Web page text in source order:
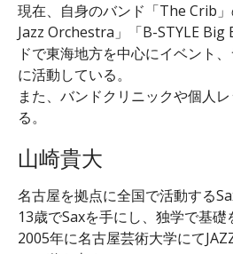
現在、自身のバンド「The Crib
Jazz Orchestra」「B-STYLE Big
ドで東海地方を中心にイベント
に活動している。
また、バンドクリニックや個人
る。
山崎貴大
名古屋を拠点に全国で活動する
13歳でSaxを手にし、独学で基礎
2005年に名古屋芸術大学にて